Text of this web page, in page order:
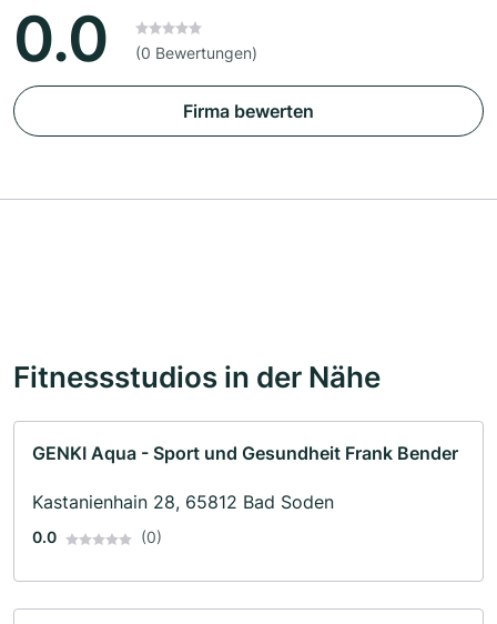
0.0 (0 Bewertungen)
Firma bewerten
Fitnessstudios in der Nähe
GENKI Aqua - Sport und Gesundheit Frank Bender
Kastanienhain 28, 65812 Bad Soden
0.0 (0)